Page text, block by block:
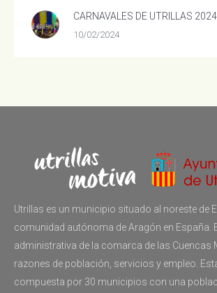
CARNAVALES DE UTRILLAS 2024
10/02/2024
Utrillas es un municipio situado al noreste de
comunidad autónoma de Aragón en España.
administrativa de la comarca de las Cuencas
razones de población, servicios y empleo.
compuesta por 30 municipios con una